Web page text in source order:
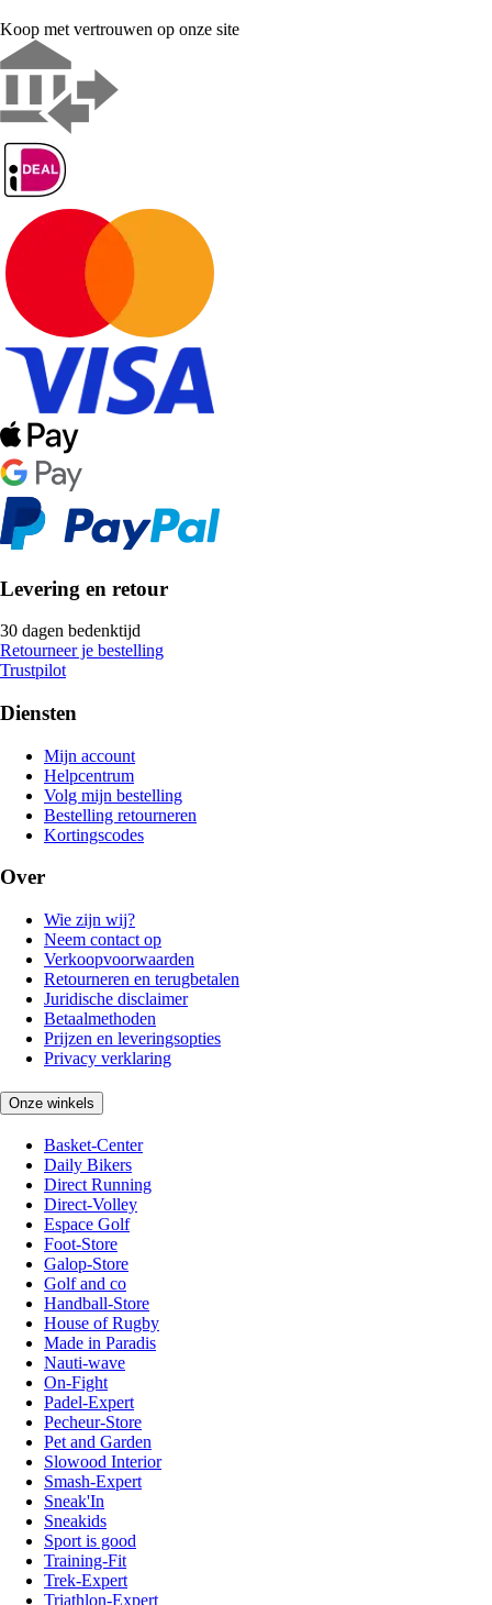
Koop met vertrouwen op onze site
Levering en retour
30 dagen bedenktijd
Retourneer je bestelling
Trustpilot
Diensten
Mijn account
Helpcentrum
Volg mijn bestelling
Bestelling retourneren
Kortingscodes
Over
Wie zijn wij?
Neem contact op
Verkoopvoorwaarden
Retourneren en terugbetalen
Juridische disclaimer
Betaalmethoden
Prijzen en leveringsopties
Privacy verklaring
Onze winkels
Basket-Center
Daily Bikers
Direct Running
Direct-Volley
Espace Golf
Foot-Store
Galop-Store
Golf and co
Handball-Store
House of Rugby
Made in Paradis
Nauti-wave
On-Fight
Padel-Expert
Pecheur-Store
Pet and Garden
Slowood Interior
Smash-Expert
Sneak'In
Sneakids
Sport is good
Training-Fit
Trek-Expert
Triathlon-Expert